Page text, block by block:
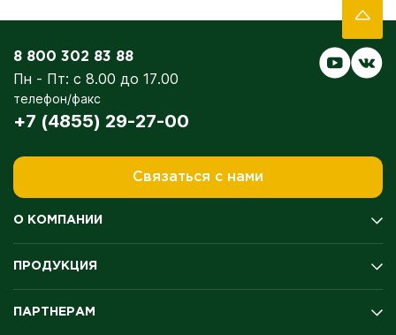
О КОМПАНИИ
История компании
Экология
ПРОДУКЦИЯ
Мясо цыплёнка-бройлера
ПАРТНЕРАМ
8 800 302 83 88
Пн - Пт: с 8.00 до 17.00
телефон/факс
+7 (4855) 29-27-00
Связаться с нами